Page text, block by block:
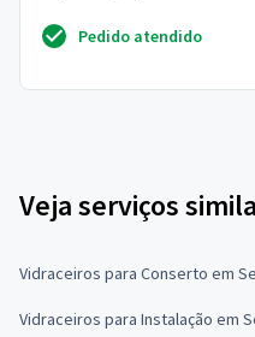
Pedido atendido
Veja serviços
Vidraceiros para Conserto em
Vidraceiros para Instalação em